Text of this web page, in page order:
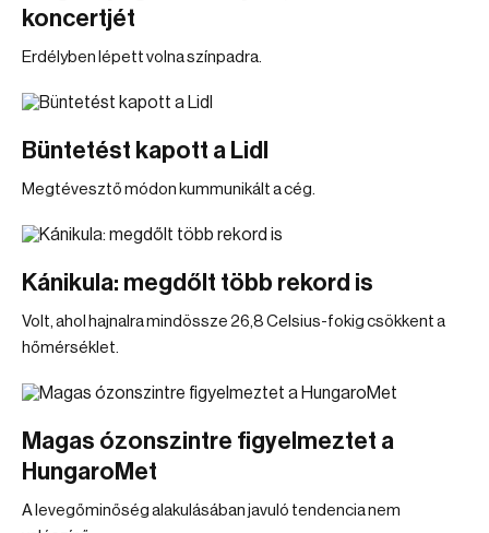
koncertjét
Erdélyben lépett volna színpadra.
Büntetést kapott a Lidl
Megtévesztő módon kummunikált a cég.
Kánikula: megdőlt több rekord is
Volt, ahol hajnalra mindössze 26,8 Celsius-fokig csökkent a
hőmérséklet.
Magas ózonszintre figyelmeztet a
HungaroMet
A levegőminőség alakulásában javuló tendencia nem